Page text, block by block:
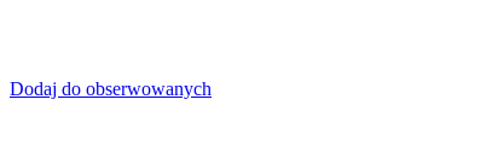
Dodaj do obserwowanych